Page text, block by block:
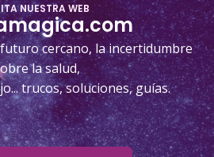
NUESTRA WEB
cercano, la incertidumbre
la salud,
trucos, soluciones, guías.